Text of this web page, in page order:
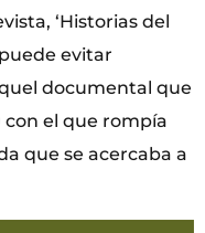
‘Historias del
evitar
documental que
con el que rompía
que se acercaba a